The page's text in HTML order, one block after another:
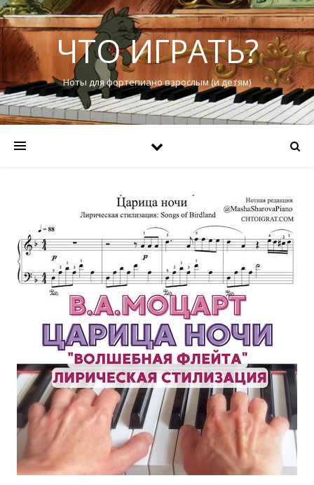
ЧТО ИГРАТЬ?
Ноты для фортепиано взрослым (и детям)